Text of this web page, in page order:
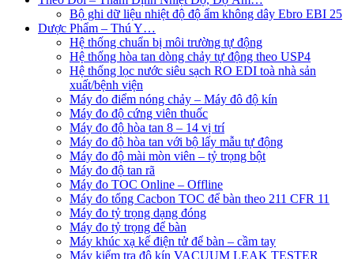
Bộ ghi dữ liệu nhiệt độ độ ẩm không dây Ebro EBI 25
Dược Phẩm – Thú Y…
Hệ thống chuẩn bị môi trường tự động
Hệ thống hòa tan dòng chảy tự động theo USP4
Hệ thống lọc nước siêu sạch RO EDI​​ toà nhà sản
xuất/bệnh viện
Máy đo điểm nóng chảy – Máy đô độ kín
Máy đo độ cứng viên thuốc
Máy đo độ hòa tan 8 – 14 vị trí
Máy đo độ hòa tan với bộ lấy mẫu tự động
Máy đo độ mài mòn viên – tỷ trọng bột
Máy đo độ tan rã
Máy đo TOC Online – Offline
Máy đo tổng Cacbon TOC để bàn theo 211 CFR 11
Máy đo tỷ trọng dạng đóng
Máy đo tỷ trọng để bàn
Máy khúc xạ kế điện tử để bàn – cầm tay
Máy kiểm tra độ kín VACUUM LEAK TESTER